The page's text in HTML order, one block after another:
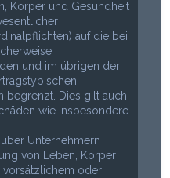
Körper und Gesundheit
auf die bei
und im übrigen der
begrenzt. Dies gilt auch
wie insbesondere
Unternehmern
von Leben, Körper
vorsätzlichem oder